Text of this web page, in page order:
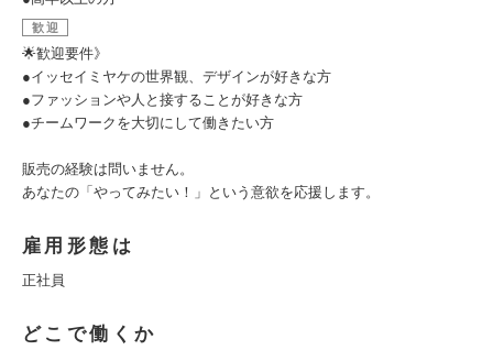
歓迎
🌟歓迎要件》
●イッセイミヤケの世界観、デザインが好きな方
●ファッションや人と接することが好きな方
●チームワークを大切にして働きたい方
販売の経験は問いません。
あなたの「やってみたい！」という意欲を応援します。
雇用形態は
正社員
どこで働くか